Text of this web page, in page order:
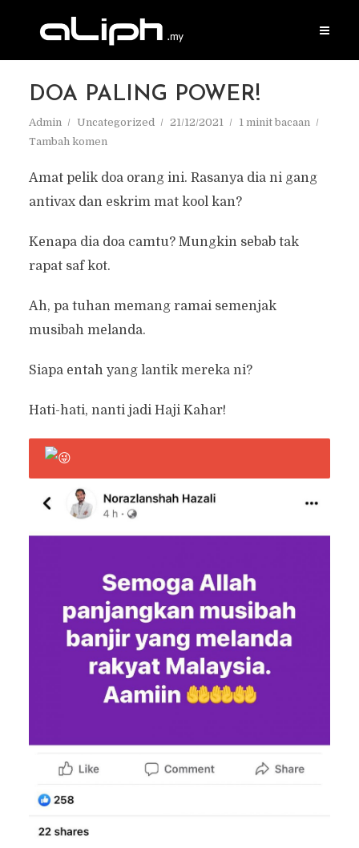
DOA PALING POWER!
Admin Uncategorized 21/12/2021
1 minit bacaan
Tambah komen
Amat pelik doa orang ini. Rasanya dia ni gang
antivax dan eskrim mat kool kan?
Kenapa dia doa camtu? Mungkin sebab tak
rapat saf kot.
Ah, pa tuhan memang ramai semenjak
musibah melanda.
Siapa entah yang lantik mereka ni?
Hati-hati, nanti jadi Haji Kahar!